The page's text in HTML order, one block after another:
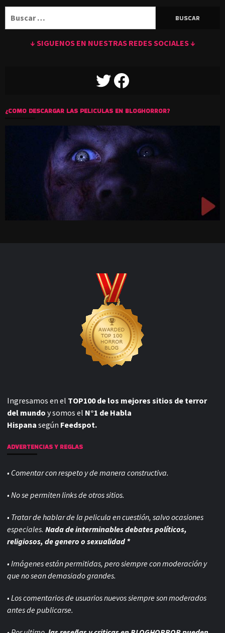
↓ SIGUENOS EN NUESTRAS REDES SOCIALES ↓
TWITTERFACEBOOK
¿COMO DESCARGAR LAS PELICULAS EN BLOGHORROR?
Ingresamos en el TOP100 de los mejores sitios de terror
del mundo y somos el N°1 de Habla
Hispana según Feedspot.
ADVERTENCIAS Y REGLAS
• Comentar con respeto y de manera constructiva.
• No se permiten links de otros sitios.
• Tratar de hablar de la pelicula en cuestión, salvo ocasiones
especiales. Nada de interminables debates políticos,
religiosos, de genero o sexualidad *
• Imágenes están permitidas, pero siempre conmoderación y
que no sean demasiado grandes.
• Los comentarios de usuarios nuevos siempre son moderados
antes de publicarse.